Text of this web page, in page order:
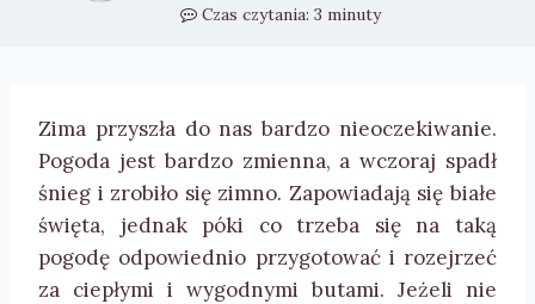
Czas czytania: 3 minuty
Zima przyszła do nas bardzo nieoczekiwanie.
Pogoda jest bardzo zmienna, a wczoraj spadł
śnieg i zrobiło się zimno. Zapowiadają się białe
święta, jednak póki co trzeba się na taką
pogodę odpowiednio przygotować i rozejrzeć
za ciepłymi i wygodnymi butami. Jeżeli nie